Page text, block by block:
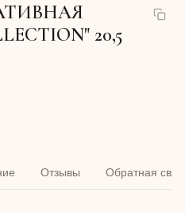
20,5
Отзывы Обратная